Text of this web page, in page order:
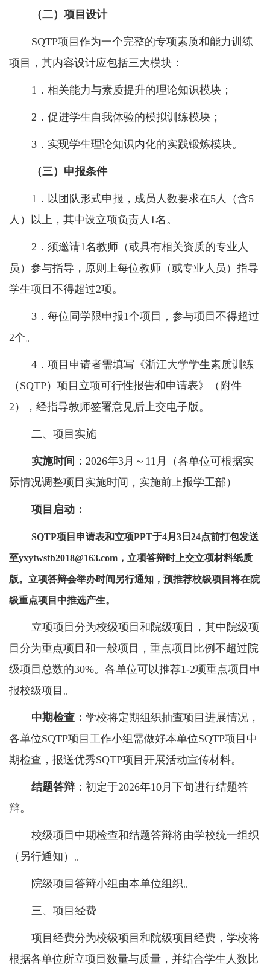
（二）项目设计
SQTP项目作为一个完整的专项素质和能力训练
项目，其内容设计应包括三大模块：
1 ．相关能力与素质提升的理论知识模块；
2 ．促进学生自我体验的模拟训练模块；
3 ．实现学生理论知识内化的实践锻炼模块。
（三）申报条件
1 ．以团队形式申报，成员人数要求在5 人（含5
人）以上，其中设立项负责人 1名。
2 ．须邀请1名教师（或具有相关资质的专业人
员）参与指导，原则上每位教师（或专业人员）指导
学生项目不得超过2项。
3 ．每位同学限申报1个项目，参与项目不得超过
2个。
4 ．项目申请者需填写《浙江大学学生素质训练
（ SQTP）项目立项可行性报告和申请表》（附件
2 ），经指导教师签署意见后上交电子版。
二、项目实施
实施时间： 2026年3 月～ 11 月（各单位可根据实
际情况调整项目实施时间，实施前上报学工部）
项目启动：
SQTP项目申请表和立项PPT于4月 3 日 24点前打包发送
至yxytwstb2018@163.com ，立项答辩时上交立项材料纸质
版。立项答辩会举办时间另行通知，预推荐校级项目将在院
级重点项目中推选产生。
立项项目分为校级项目和院级项目，其中院级项
目分为重点项目和一般项目，重点项目比例不超过院
级项目总数的30%。各单位可以推荐1-2项重点项目申
报校级项目。
中期检查： 学校将定期组织抽查项目进展情况，
各单位SQTP项目工作小组需做好本单位SQTP项目中
期检查，报送优秀SQTP项目开展活动宣传材料。
结题答辩： 初定于2026年10 月下旬进行结题答
辩。
校级项目中期检查和结题答辩将由学校统一组织
（另行通知）。
院级项目答辩小组由本单位组织。
三、项目经费
项目经费分为校级项目和院级项目经费，学校将
根据各单位所立项目数量与质量，并结合学生人数比